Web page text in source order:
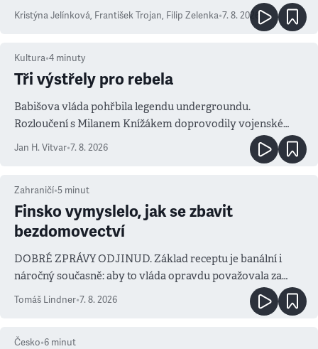
Kristýna Jelínková, František Trojan, Filip Zelenka•7. 8. 2026
Kultura•4 minuty
Tři výstřely pro rebela
Babišova vláda pohřbila legendu undergroundu.
Rozloučení s Milanem Knížákem doprovodily vojenské
salvy i kritika pokrokářů
Jan H. Vitvar•7. 8. 2026
Zahraničí•5 minut
Finsko vymyslelo, jak se zbavit
bezdomovectví
DOBRÉ ZPRÁVY ODJINUD. Základ receptu je banální i
náročný současně: aby to vláda opravdu považovala za
prioritu
Tomáš Lindner•7. 8. 2026
Česko•6 minut